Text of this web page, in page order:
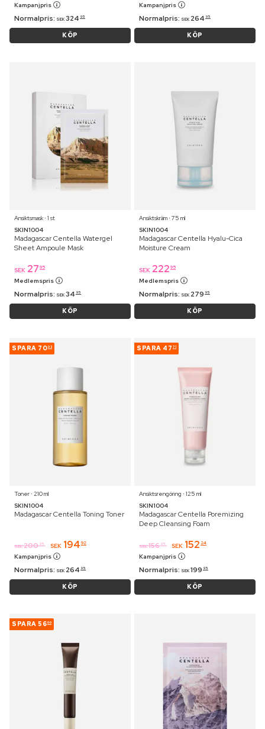
Kampanjpris
Normalpris: SEK 324 95
KÖP
Kampanjpris
Normalpris: SEK 264 95
KÖP
Ansiktsmask ⋅ 1 st
SKIN1004
Madagascar Centella Watergel
Sheet Ampoule Mask
SEK 27 95
Medlemspris
Normalpris: SEK 34 95
KÖP
Ansiktskräm ⋅ 75 ml
SKIN1004
Madagascar Centella Hyalu-Cica
Moisture Cream
SEK 222 95
Medlemspris
Normalpris: SEK 279 95
KÖP
SPARA 7003
Toner ⋅ 210 ml
SKIN1004
Madagascar Centella Toning Toner
SEK 200 95 SEK 194 92
Kampanjpris
Normalpris: SEK 264 95
KÖP
SPARA 47 71
Ansiktsrengöring ⋅ 125 ml
SKIN1004
Madagascar Centella Poremizing
Deep Cleansing Foam
SEK 156 95 SEK 152 24
Kampanjpris
Normalpris: SEK 199 95
KÖP
SPARA 5600